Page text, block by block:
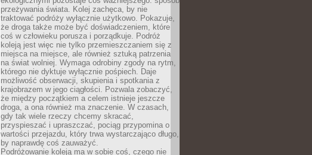
przeżywania świata. Kolej zachęca, by nie
traktować podróży wyłącznie użytkowo. Pokazuje,
że droga także może być doświadczeniem, które
coś w człowieku porusza i porządkuje. Podróż
koleją jest więc nie tylko przemieszczaniem się z
miejsca na miejsce, ale również sztuką patrzenia
na świat wolniej. Wymaga odrobiny zgody na rytm,
którego nie dyktuje wyłącznie pośpiech. Daje
możliwość obserwacji, skupienia i spotkania z
krajobrazem w jego ciągłości. Pozwala zobaczyć,
że między początkiem a celem istnieje jeszcze
droga, a ona również ma znaczenie. W czasach,
gdy tak wiele rzeczy chcemy skracać,
przyspieszać i upraszczać, pociąg przypomina o
wartości przejazdu, który trwa wystarczająco długo,
by naprawdę coś zauważyć.
Podróżowanie koleją ma w sobie coś, czego nie